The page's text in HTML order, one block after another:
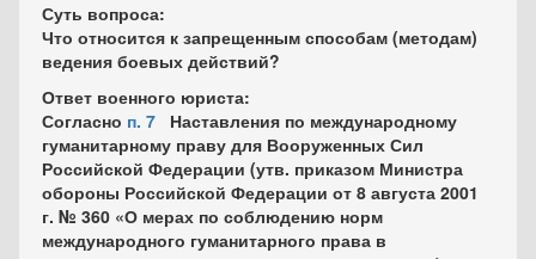
Суть вопроса:
Что относится к запрещенным способам (методам)
ведения боевых действий?
Ответ военного юриста:
Согласно п. 7 Наставления по международному
гуманитарному праву для Вооруженных Сил
Российской Федерации (утв. приказом Министра
обороны Российской Федерации от 8 августа 2001
г. № 360 «О мерах по соблюдению норм
международного гуманитарного права в